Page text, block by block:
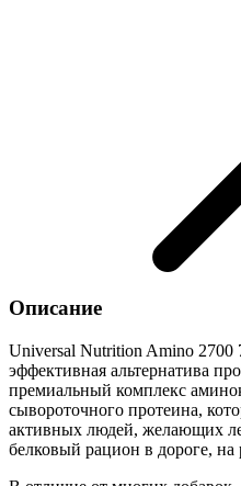
Описание
Universal Nutrition Amino 2700
эффективная альтернатива
премиальный комплекс
сывороточного протеина,
активных людей, желающих
белковый рацион в дороге, на